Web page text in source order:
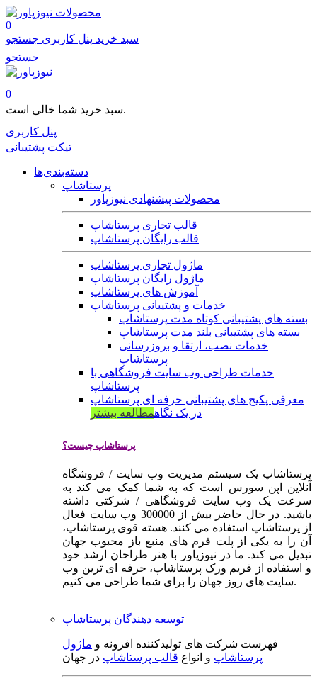
محصولات
0
سبد خرید پنل کاربری جستجو
جستجو
0
سبد خرید شما خالی است.
پنل کاربری
تیکت پشتیبانی
دسته‌بندی‌ها
پرستاشاپ
محصولات پیشنهادی نیوزپاور
قالب تجاری پرستاشاپ
قالب رایگان پرستاشاپ
ماژول تجاری پرستاشاپ
ماژول رایگان پرستاشاپ
آموزش های پرستاشاپ
خدمات و پشتیبانی پرستاشاپ
بسته های پشتیبانی کوتاه مدت پرستاشاپ
بسته های پشتیبانی بلند مدت پرستاشاپ
خدمات نصب، ارتقا و بروزرسانی
پرستاشاپ
خدمات طراحی وب سایت فروشگاهی با
پرستاشاپ
معرفی پکیج های پشتیبانی حرفه ای پرستاشاپ
در یک نگاهمطالعه بیشتر
پرستاشاپ چیست؟
پرستاشاپ یک سیستم مدیریت وب سایت / فروشگاه
آنلاین اپن سورس است که به شما کمک می کند به
سرعت یک وب سایت فروشگاهی / شرکتی داشته
باشید. در حال حاضر بیش از 300000 وب سایت فعال
از پرستاشاپ استفاده می کنند. هسته قوی پرستاشاپ،
آن را به یکی از پلت فرم های منبع باز محبوب جهان
تبدیل می کند. ما در نیوزپاور با هنر طراحان ارشد خود
و استفاده از فریم ورک پرستاشاپ، حرفه ای ترین وب
سایت های روز جهان را برای شما طراحی می کنیم.
توسعه دهندگان پرستاشاپ
فهرست شرکت های تولیدکننده افزونه و ماژول
پرستاشاپ و انواع قالب پرستاشاپ در جهان